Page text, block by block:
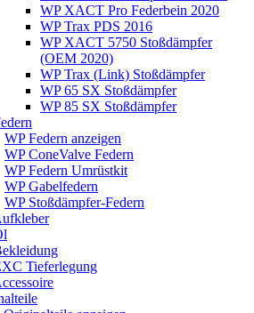
WP XACT Pro Federbein 2020
WP Trax PDS 2016
WP XACT 5750 Stoßdämpfer
(OEM 2020)
WP Trax (Link) Stoßdämpfer
WP 65 SX Stoßdämpfer
WP 85 SX Stoßdämpfer
WP Federn anzeigen
WP ConeValve Federn
WP Federn Umrüstkit
WP Gabelfedern
WP Stoßdämpfer-Federn
Tieferlegung